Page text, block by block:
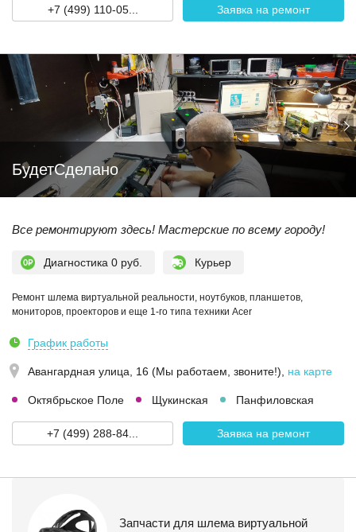
+7 (499) 110-05... Заявка на ремонт
БудетСделано
Все ремонтируют здесь! Мастерские по всему городу!
Диагностика 0 руб. Курьер
Ремонт шлема виртуальной реальности, ноутбуков, планшетов,
мониторов, проекторов и еще 1-го типа техники Acer
График работы
Авангардная улица, 16 (Мы работаем, звоните!) на карте
Октябрьское Поле Щукинская Панфиловская
+7 (499) 288-84... Заявка на ремонт
Запчасти для шлема виртуальной